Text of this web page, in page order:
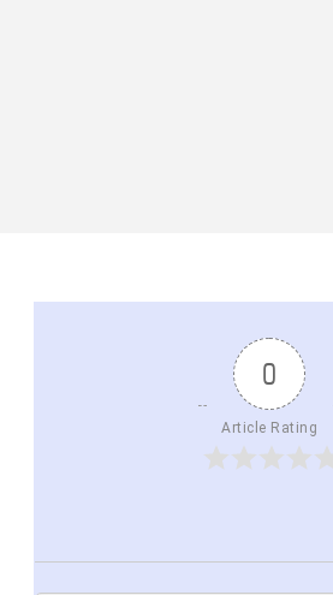
0
Article Rating